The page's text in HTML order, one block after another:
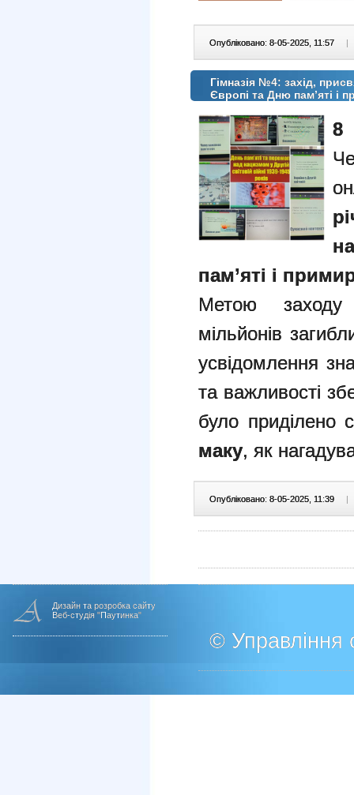
Опубліковано: 8-05-2025, 11:57 |
Гімназія №4: захід,
Європі та Дню пам’яті і
8
пам’яті і
Метою заходу
мільйонів
усвідомлення
та важливості
було приділено
маку, як
Опубліковано: 8-05-2025, 11:39 |
Дизайн та розробка сайту
Веб-студія "Паутинка"
© Управління